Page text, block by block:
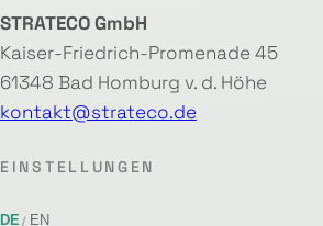
STRATECO GmbH
Kaiser-Friedrich-Promenade 45
61348 Bad Homburg v. d. Höhe
kontakt@strateco.de
EINSTELLUNGEN
DE EN